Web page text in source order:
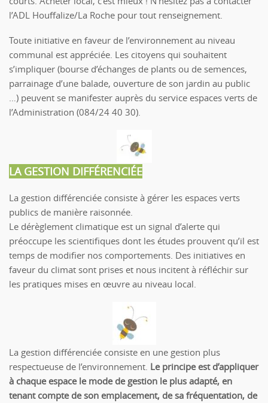
l’ADL Houffalize/La Roche pour tout renseignement.
Toute initiative en faveur de l’environnement au niveau
communal est appréciée. Les citoyens qui souhaitent
s’impliquer (bourse d’échanges de plants ou de semences,
parrainage d’une balade, ouverture de son jardin au public
…) peuvent se manifester auprès du service espaces verts de
l’Administration (084/24 40 30).
LA GESTION DIFFÉRENCIÉE
La gestion différenciée consiste à gérer les espaces verts
publics de manière raisonnée.
Le dérèglement climatique est un signal d’alerte qui
préoccupe les scientifiques dont les études prouvent qu’il est
temps de modifier nos comportements. Des initiatives en
faveur du climat sont prises et nous incitent à réfléchir sur
les pratiques mises en œuvre au niveau local.
La gestion différenciée consiste en une gestion plus
respectueuse de l’environnement. Le principe est d’appliquer
à chaque espace le mode de gestion le plus adapté, en
tenant compte de son emplacement, de sa fréquentation, de